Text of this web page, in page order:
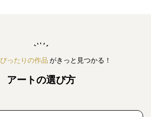
ぴったりの作品 がきっと見つかる！
アートの選び方